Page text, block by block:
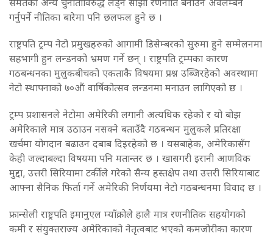
गर्नुपर्ने नीतिका बारेमा पनि छलफल हुने छ ।
राष्ट्रपति ट्रम्प नेटो प्रमुखहरुको आगामी डिसेम्बरको सुरुमा हुने सम्मेलनमा
सहभागी हुन लन्डनको भ्रमण गर्ने छन् । राष्ट्रपति ट्रम्पका कारण
गठबन्धनका मुलुकबीचको एकताकै विषयमा प्रश्न उब्जिरहेको अवस्थामा
नेटो स्थापनाको ७०औं वार्षिकोत्सव लन्डनमा मनाउन लागिएको छ ।
ट्रम्प प्रशासनले नेटोमा अमेरिकी लगानी अत्यधिक रहेको र यो बोझ
अमेरिकाले मात्र उठाउन नसक्ने बताउँदै गठबन्धन मुलुकले प्रतिरक्षा
खर्चमा योगदान बढाउन दबाब दिइरहेको छ । यसबाहेक, अमेरिकासँग
केही जल्दाबल्दा विषयमा पनि मतान्तर छ । खासगरी इरानी आणविक
मुद्दा, उत्तरी सिरियामा टर्कीले गरेको सैन्य हस्तक्षेप तथा उत्तरी सिरियाबाट
आफ्ना सैनिक फिर्ता गर्ने अमेरिकी निर्णयमा नेटो गठबन्धनमा विवाद छ ।
फ्रान्सेली राष्ट्रपति इमानुएल म्याँक्रोले हालै मात्र रणनीतिक सहयोगको
कमी र संयुक्तराज्य अमेरिकाको नेतृत्वबाट भएको कमजोरीका कारण